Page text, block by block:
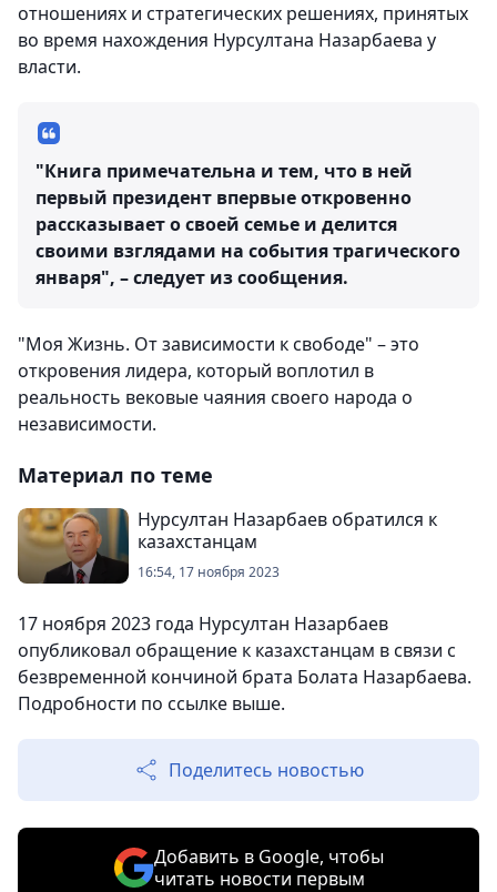
отношениях и стратегических решениях, принятых
во время нахождения Нурсултана Назарбаева у
власти.
"Книга примечательна и тем, что в ней
первый президент впервые откровенно
рассказывает о своей семье и делится
своими взглядами на события трагического
января", – следует из сообщения.
"Моя Жизнь. От зависимости к свободе" – это
откровения лидера, который воплотил в
реальность вековые чаяния своего народа о
независимости.
Материал по теме
Нурсултан Назарбаев обратился к
казахстанцам
16:54, 17 ноября 2023
17 ноября 2023 года Нурсултан Назарбаев
опубликовал обращение к казахстанцам в связи с
безвременной кончиной брата Болата Назарбаева.
Подробности по ссылке выше.
Поделитесь новостью
Добавить в Google, чтобы
читать новости первым